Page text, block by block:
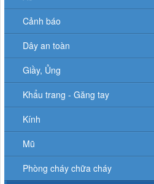
Cảnh báo
Dây an toàn
Giầy, Ủng
Khẩu trang - Găng tay
Kính
Mũ
Phòng cháy chữa cháy